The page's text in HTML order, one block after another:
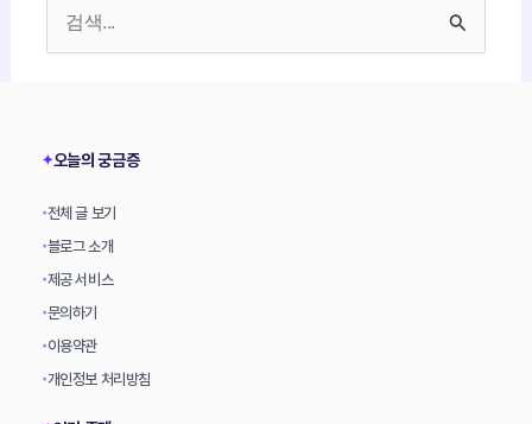
✦오늘의 궁금증
•전체 글 보기
•블로그 소개
•제공 서비스
•문의하기
•이용약관
•개인정보 처리방침